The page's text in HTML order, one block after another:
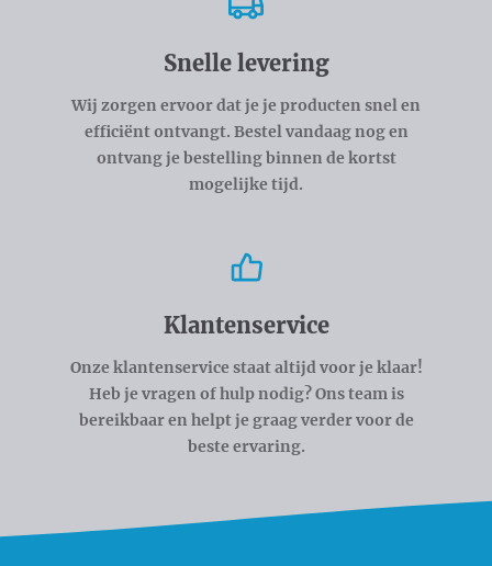
Snelle levering
Wij zorgen ervoor dat je je producten snel en
efficiënt ontvangt. Bestel vandaag nog en
ontvang je bestelling binnen de kortst
mogelijke tijd.
Klantenservice
Onze klantenservice staat altijd voor je klaar!
Heb je vragen of hulp nodig? Ons team is
bereikbaar en helpt je graag verder voor de
beste ervaring.